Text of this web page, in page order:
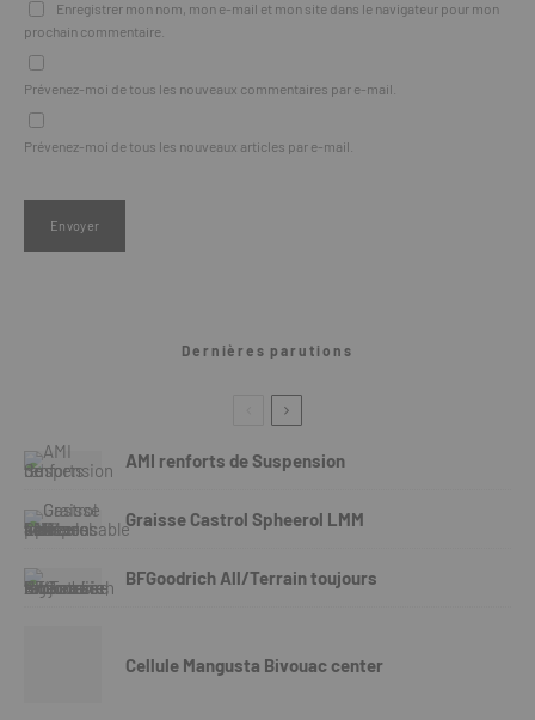
Enregistrer mon nom, mon e-mail et mon site dans le navigateur pour mon
prochain commentaire.
Prévenez-moi de tous les nouveaux commentaires par e-mail.
Prévenez-moi de tous les nouveaux articles par e-mail.
Dernières parutions
AMI renforts de Suspension
Graisse Castrol Spheerol LMM
BFGoodrich All/Terrain toujours
Cellule Mangusta Bivouac center